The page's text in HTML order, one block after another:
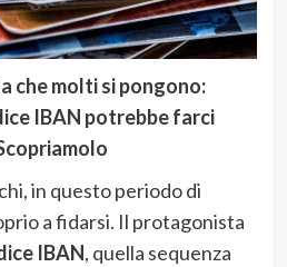
che molti si pongono:
IBAN potrebbe farci
in questo periodo di
a fidarsi. Il protagonista
IBAN, quella sequenza